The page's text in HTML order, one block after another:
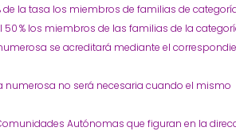
de la tasa los miembros de familias de
% los miembros de las familias de la
se acreditará mediante el
numerosa no será necesaria cuando el mismo
Autónomas que figuran en la